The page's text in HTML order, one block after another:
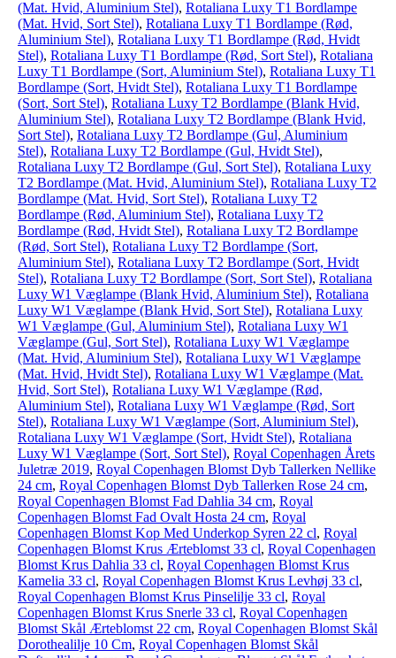
(Mat. Hvid, Aluminium Stel), Rotaliana Luxy T1 Bordlampe
(Mat. Hvid, Sort Stel), Rotaliana Luxy T1 Bordlampe (Rød,
Aluminium Stel), Rotaliana Luxy T1 Bordlampe (Rød, Hvidt
Stel), Rotaliana Luxy T1 Bordlampe (Rød, Sort Stel), Rotaliana
Luxy T1 Bordlampe (Sort, Aluminium Stel), Rotaliana Luxy T1
Bordlampe (Sort, Hvidt Stel), Rotaliana Luxy T1 Bordlampe
(Sort, Sort Stel), Rotaliana Luxy T2 Bordlampe (Blank Hvid,
Aluminium Stel), Rotaliana Luxy T2 Bordlampe (Blank Hvid,
Sort Stel), Rotaliana Luxy T2 Bordlampe (Gul, Aluminium
Stel), Rotaliana Luxy T2 Bordlampe (Gul, Hvidt Stel),
Rotaliana Luxy T2 Bordlampe (Gul, Sort Stel), Rotaliana Luxy
T2 Bordlampe (Mat. Hvid, Aluminium Stel), Rotaliana Luxy T2
Bordlampe (Mat. Hvid, Sort Stel), Rotaliana Luxy T2
Bordlampe (Rød, Aluminium Stel), Rotaliana Luxy T2
Bordlampe (Rød, Hvidt Stel), Rotaliana Luxy T2 Bordlampe
(Rød, Sort Stel), Rotaliana Luxy T2 Bordlampe (Sort,
Aluminium Stel), Rotaliana Luxy T2 Bordlampe (Sort, Hvidt
Stel), Rotaliana Luxy T2 Bordlampe (Sort, Sort Stel), Rotaliana
Luxy W1 Væglampe (Blank Hvid, Aluminium Stel), Rotaliana
Luxy W1 Væglampe (Blank Hvid, Sort Stel), Rotaliana Luxy
W1 Væglampe (Gul, Aluminium Stel), Rotaliana Luxy W1
Væglampe (Gul, Sort Stel), Rotaliana Luxy W1 Væglampe
(Mat. Hvid, Aluminium Stel), Rotaliana Luxy W1 Væglampe
(Mat. Hvid, Hvidt Stel), Rotaliana Luxy W1 Væglampe (Mat.
Hvid, Sort Stel), Rotaliana Luxy W1 Væglampe (Rød,
Aluminium Stel), Rotaliana Luxy W1 Væglampe (Rød, Sort
Stel), Rotaliana Luxy W1 Væglampe (Sort, Aluminium Stel),
Rotaliana Luxy W1 Væglampe (Sort, Hvidt Stel), Rotaliana
Luxy W1 Væglampe (Sort, Sort Stel), Royal Copenhagen Årets
Juletræ 2019, Royal Copenhagen Blomst Dyb Tallerken Nellike
24 cm, Royal Copenhagen Blomst Dyb Tallerken Rose 24 cm,
Royal Copenhagen Blomst Fad Dahlia 34 cm, Royal
Copenhagen Blomst Fad Ovalt Hosta 24 cm, Royal
Copenhagen Blomst Kop Med Underkop Syren 22 cl, Royal
Copenhagen Blomst Krus Ærteblomst 33 cl, Royal Copenhagen
Blomst Krus Dahlia 33 cl, Royal Copenhagen Blomst Krus
Kamelia 33 cl, Royal Copenhagen Blomst Krus Levhøj 33 cl,
Royal Copenhagen Blomst Krus Pinselilje 33 cl, Royal
Copenhagen Blomst Krus Snerle 33 cl, Royal Copenhagen
Blomst Skål Ærteblomst 22 cm, Royal Copenhagen Blomst Skål
Dorothealilje 10 Cm, Royal Copenhagen Blomst Skål